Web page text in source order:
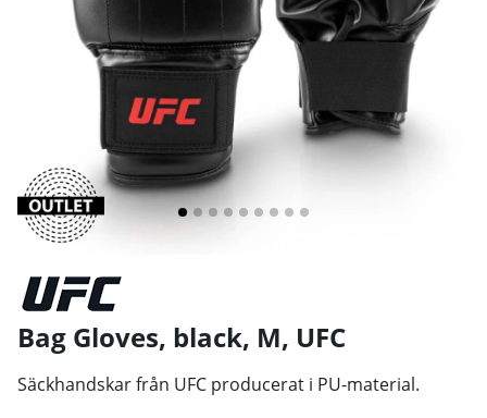
Bag Gloves, black, M, UFC
Säckhandskar från UFC producerat i PU-material.